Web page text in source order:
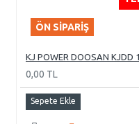
ÖN SIPARIŞ
0,00 TL
Sepete Ekle